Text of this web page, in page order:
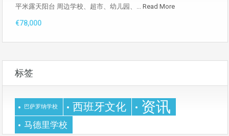
平米露天阳台 周边学校、超市、幼儿园、... Read More
€78,000
标签
巴萨罗纳学校 西班牙文化 资讯
马德里学校